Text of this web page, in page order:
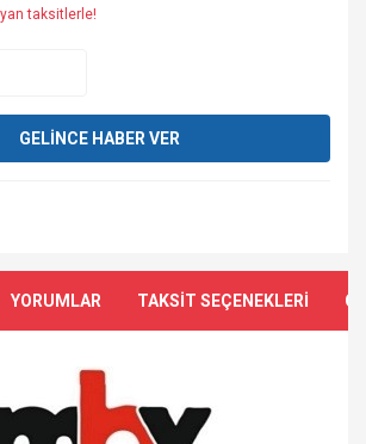
taksitlerle!
GELİNCE HABER VER
YORUMLAR TAKSİT SEÇENEKLERİ